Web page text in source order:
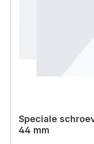
Speciale
44 mm